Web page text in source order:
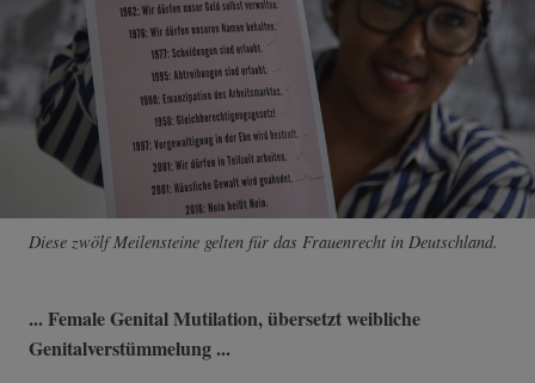
Diese zwölf Meilensteine gelten für das Frauenrecht in Deutschland.
... Female Genital Mutilation, übersetzt weibliche
Genitalverstümmelung ...